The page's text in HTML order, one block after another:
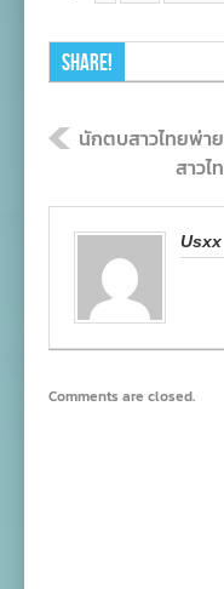
Share!
นักตบสาวไทยพ่า
สาวไ
Usxx
Comments are closed.